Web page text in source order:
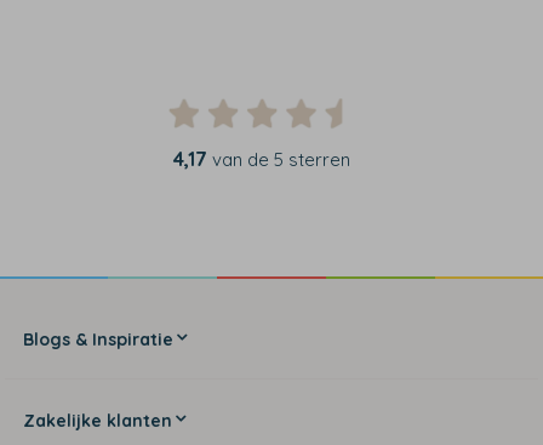
4,17 van de 5 sterren
Blogs & Inspiratie
Zakelijke klanten